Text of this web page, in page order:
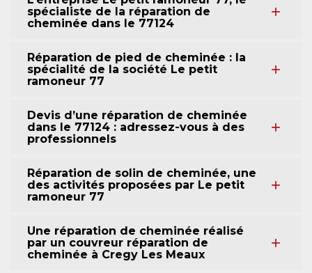
spécialiste de la réparation de
cheminée dans le 77124
Réparation de pied de cheminée : la
spécialité de la société Le petit
ramoneur 77
Devis d’une réparation de cheminée
dans le 77124 : adressez-vous à des
professionnels
Réparation de solin de cheminée, une
des activités proposées par Le petit
ramoneur 77
Une réparation de cheminée réalisé
par un couvreur réparation de
cheminée à Cregy Les Meaux